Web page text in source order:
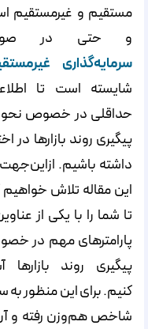
مستقیم و غیرمستقیم
و حتی در
سرمایه‌‌‌‌گذاری
شایسته است تا
حداقلی در خصوص
پیگیری روند بازارها در
داشته باشیم.
این مقاله تلاش خواهیم
تا شما را با یکی از
پارامترهای مهم در
پیگیری روند بازارها
کنیم. برای این منظور به
شاخص هم‌‌‌‌وزن رفته و